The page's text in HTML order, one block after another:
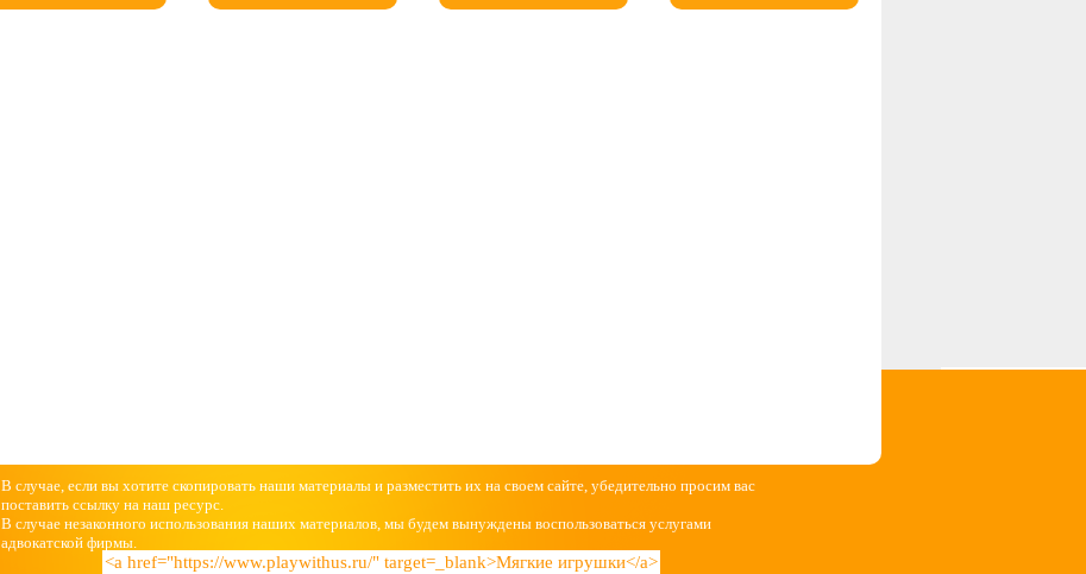
В случае, если вы хотите скопировать наши материалы и разместить их на своем сайте, убедительно просим вас
поставить ссылку на наш ресурс.
В случае незаконного использования наших материалов, мы будем вынуждены воспользоваться услугами
адвокатской фирмы.
<a href="https://www.playwithus.ru/" target=_blank>Мягкие игрушки</a>